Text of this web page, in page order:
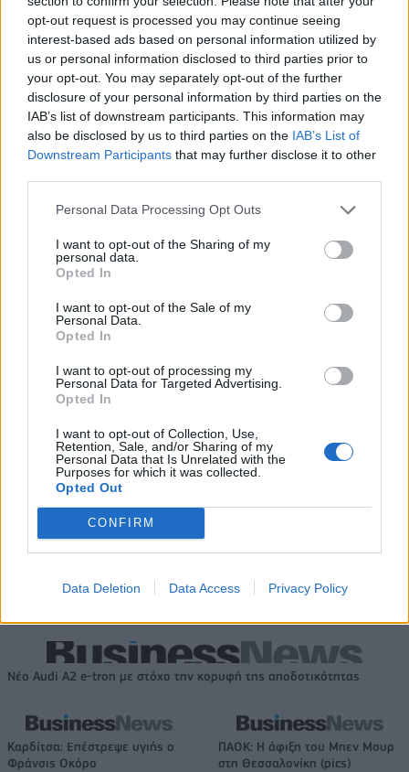
opt-out request is processed you may continue seeing
interest-based ads based on personal information utilized by
us or personal information disclosed to third parties prior to
your opt-out. You may separately opt-out of the further
disclosure of your personal information by third parties on the
IAB’s list of downstream participants. This information may
also be disclosed by us to third parties on the IAB’s List of
Downstream Participants that may further disclose it to other
Personal Data Processing Opt Outs
I want to opt-out of the Sharing of my
personal data.
Opted In
I want to opt-out of the Sale of my
Personal Data.
Opted In
I want to opt-out of processing my
Personal Data for Targeted Advertising.
Opted In
I want to opt-out of Collection, Use,
Retention, Sale, and/or Sharing of my
Personal Data that Is Unrelated with the
Purposes for which it was collected.
Opted Out
CONFIRM
Data Deletion Data Access Privacy Policy
Εθνική Παίδων: Πρεμιέρα στο Ευρωπαϊκό με αντίπαλο την Ισπανία
(live stream)
Ευρωπαϊκό Κορασίδων:
Τζάμπολ για την Εθνική στα
Ιωάννινα κόντρα στην Ιρλανδία
(live stream)
Β.Σ. Καρούλιας: Τζίρος 98,7
εκατ. ευρώ και αύξηση κερδών
57% - Τα νέα στοιχήματα σε
Metlen: Ρεκόρ EBITDA στο α' εξάμηνο, στα 550 εκατ. ευρώ – Καθαρά
κέρδη 313 εκατ. ευρώ
σε 843 μέσα ενημέρωσης-
Ξεκίνησε το πενταετές
πρόγραμμα ενίσχυσης του
στήριξης- Κάλυψη εισφορών
IAB Hellas: Νέα Διοικούσα Επιτροπή και νέο Διοικητικό Συμβούλιο -
μπαταριών για τα υβριδικά της
ευρωπαϊκή
Νέο Audi A2 e-tron με στόχο την κορυφή της αποδοτικότητας
Καρδίτσα: Επέστρεψε υγιής ο
Φράνσις Οκόρο
ΠΑΟΚ: Η άφιξη του Μπεν Μουρ
στη Θεσσαλονίκη (pics)